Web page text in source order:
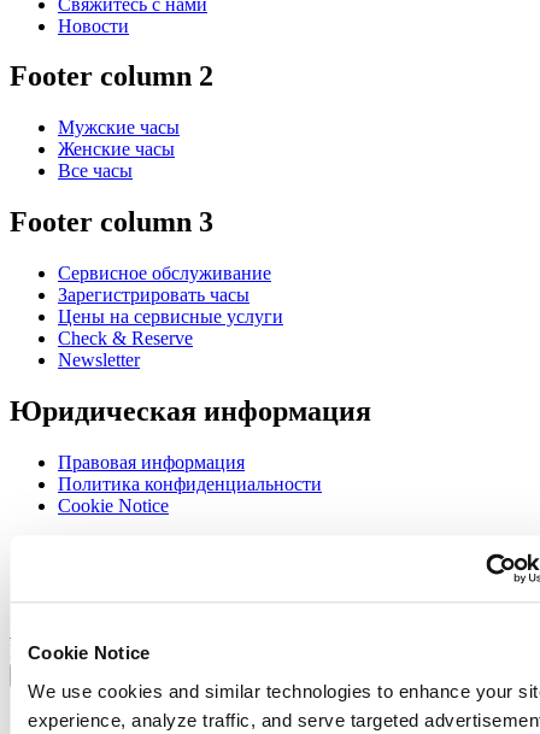
Cookie Notice
We use cookies and similar technologies to enhance your
experience, analyze traffic, and serve targeted
Новости
Footer column 2
Мужские часы
Женские часы
Все часы
Footer column 3
Сервисное обслуживание
Зарегистрировать часы
Цены на сервисные услуги
Check & Reserve
Newsletter
Юридическая информация
Правовая информация
Политика конфиденциальности
Cookie Notice
Sign up to receive exclusive offers and product reviews
Выбрать страну/регион
France